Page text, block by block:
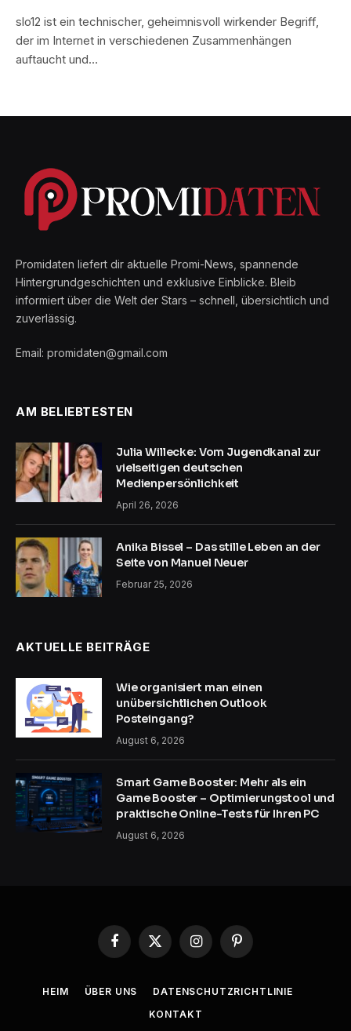
slo12 ist ein technischer, geheimnisvoll wirkender Begriff,
der im Internet in verschiedenen Zusammenhängen
auftaucht und…
Promidaten liefert dir aktuelle Promi-News, spannende
Hintergrundgeschichten und exklusive Einblicke. Bleib
informiert über die Welt der Stars – schnell, übersichtlich und
zuverlässig.
Email: promidaten@gmail.com
AM BELIEBTESTEN
Julia Willecke: Vom Jugendkanal zur
vielseitigen deutschen
Medienpersönlichkeit
April 26, 2026
Anika Bissel – Das stille Leben an der
Seite von Manuel Neuer
Februar 25, 2026
AKTUELLE BEITRÄGE
Wie organisiert man einen
unübersichtlichen Outlook
Posteingang?
August 6, 2026
Smart Game Booster: Mehr als ein
Game Booster – Optimierungstool und
praktische Online-Tests für Ihren PC
August 6, 2026
Facebook
X
InstagramPinterest
HEIM ÜBER UNS
DATENSCHUTZRICHTLINIE
KONTAKT